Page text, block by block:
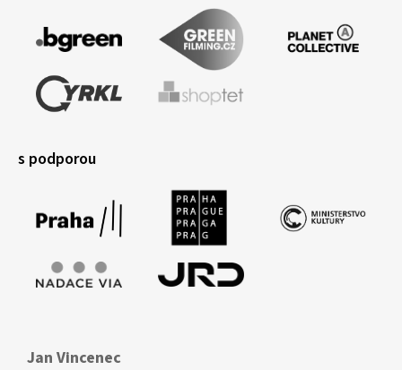
s podporou
Jan Vincenec